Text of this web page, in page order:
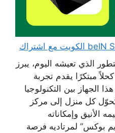
الذي تعيشه اليوم، يبرز
مبتكرًا يقدم تجربة
الجهاز بين التكنولوجيا
كل منزل إلى مركز
الأنيق وإمكاناته
بوكس” لمرتاديه فرصة